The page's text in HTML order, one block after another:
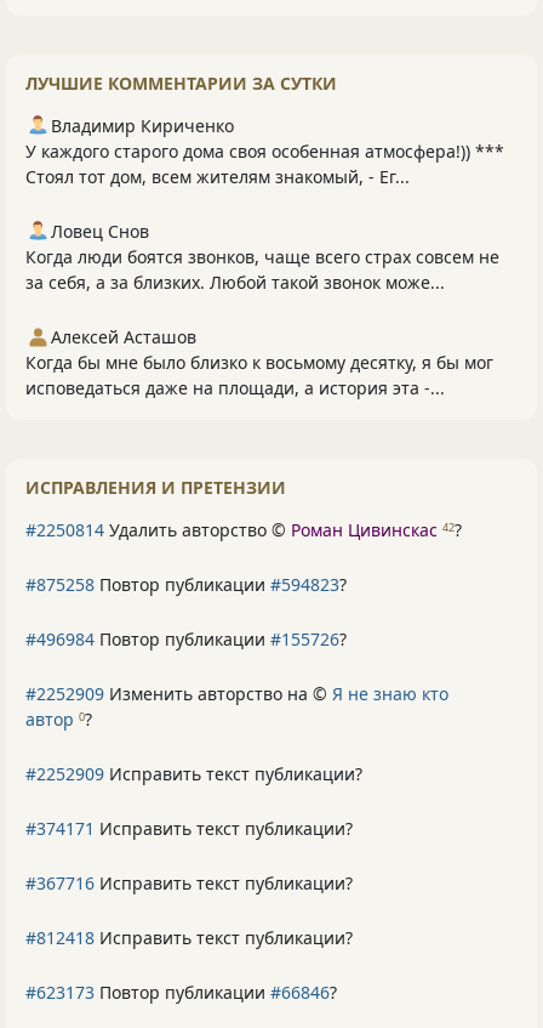
ЛУЧШИЕ КОММЕНТАРИИ ЗА СУТКИ
Владимир Кириченко
У каждого старого дома своя особенная атмосфера!)) ***
Стоял тот дом, всем жителям знакомый, - Ег...
Ловец Снов
Когда люди боятся звонков, чаще всего страх совсем не
за себя, а за близких. Любой такой звонок може...
Алексей Асташов
Когда бы мне было близко к восьмому десятку, я бы мог
исповедаться даже на площади, а история эта -...
ИСПРАВЛЕНИЯ И ПРЕТЕНЗИИ
#2250814 Удалить авторство © Роман Цивинскас 42?
#875258 Повтор публикации #594823?
#496984 Повтор публикации #155726?
#2252909 Изменить авторство на © Я не знаю кто
автор 0?
#2252909 Исправить текст публикации?
#374171 Исправить текст публикации?
#367716 Исправить текст публикации?
#812418 Исправить текст публикации?
#623173 Повтор публикации #66846?